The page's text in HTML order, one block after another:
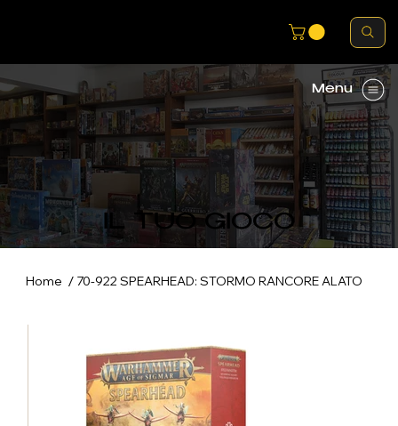
IL TUO GIOCO
Menu
Home / 70-922 SPEARHEAD: STORMO RANCORE ALATO